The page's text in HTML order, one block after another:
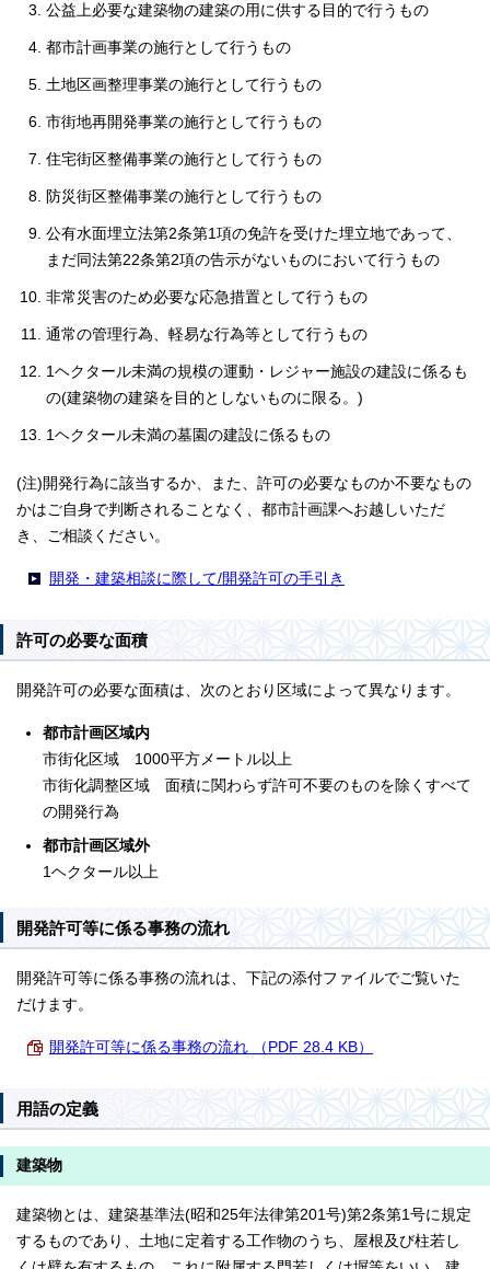
公益上必要な建築物の建築の用に供する目的で行うもの
都市計画事業の施行として行うもの
土地区画整理事業の施行として行うもの
市街地再開発事業の施行として行うもの
住宅街区整備事業の施行として行うもの
防災街区整備事業の施行として行うもの
公有水面埋立法第2条第1項の免許を受けた埋立地であって、
まだ同法第22条第2項の告示がないものにおいて行うもの
非常災害のため必要な応急措置として行うもの
通常の管理行為、軽易な行為等として行うもの
1ヘクタール未満の規模の運動・レジャー施設の建設に係るも
の(建築物の建築を目的としないものに限る。)
1ヘクタール未満の墓園の建設に係るもの
(注)開発行為に該当するか、また、許可の必要なものか不要なもの
かはご自身で判断されることなく、都市計画課へお越しいただ
き、ご相談ください。
開発・建築相談に際して/開発許可の手引き
許可の必要な面積
開発許可の必要な面積は、次のとおり区域によって異なります。
都市計画区域内
市街化区域 1000平方メートル以上
市街化調整区域 面積に関わらず許可不要のものを除くすべて
の開発行為
都市計画区域外
1ヘクタール以上
開発許可等に係る事務の流れ
開発許可等に係る事務の流れは、下記の添付ファイルでご覧いた
だけます。
開発許可等に係る事務の流れ （PDF 28.4 KB）
用語の定義
建築物
建築物とは、建築基準法(昭和25年法律第201号)第2条第1号に規定
するものであり、土地に定着する工作物のうち、屋根及び柱若し